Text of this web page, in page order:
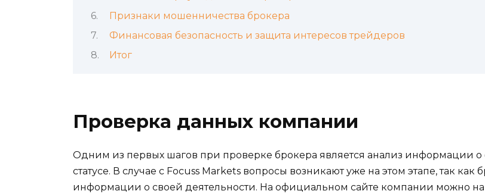
Признаки мошенничества брокера
Финансовая безопасность и защита интересов трейдеров
Итог
Проверка данных компании
Одним из первых шагов при проверке брокера является анализ информации
статусе. В случае с Focuss Markets вопросы возникают уже на этом этапе, так
информации о своей деятельности. На официальном сайте компании можно